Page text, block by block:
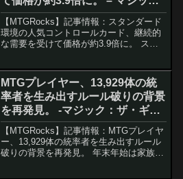
ク：ザ・ギャザリング
【MTGRocks】記事情報：スタンダード
環境の人気コントロールカード、継続的
な需要を受けて価格が約3.9倍に。 スタ
現在のスタンダード環境では、高速な果
敢デッキに対抗...
MTGプレイヤー、13,929体の統
率者を生み出すルール破りの背景
を再発見。 -マジック：ザ・ギャ
ザリング
【MTGRocks】記事情報：MTGプレイヤ
ー、13,929体の統率者を生み出すルール
破りの背景を再発見。 年末年始は家族や